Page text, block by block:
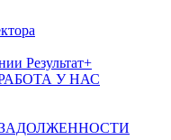
Результат+
У НАС